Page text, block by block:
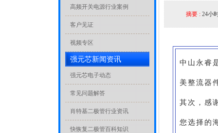
摘要 : 24小
中山永睿
美整流器
其次，感
您选择的
高频开关电源行业案例
客户见证
视频专区
强元芯新闻资讯
强元芯电子动态
常见问题解答
肖特基二极管行业资讯
快恢复二极管百科知识